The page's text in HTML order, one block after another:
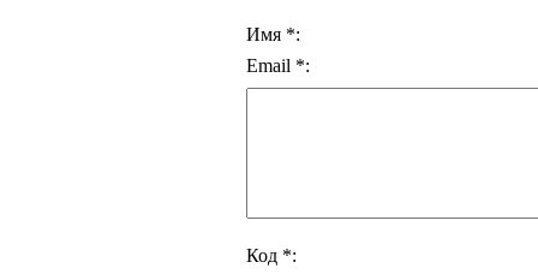
Имя *:
Email *:
Код *: